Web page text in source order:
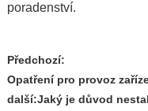
poradenství.
Předchozí:
Opatření pro provoz
další:Jaký je důvod